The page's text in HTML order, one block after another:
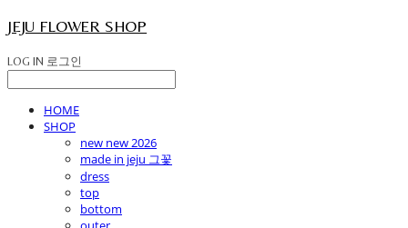
JEJU FLOWER SHOP
LOG IN 로그인
HOME
SHOP
new new 2026
made in jeju 그꽃
dress
top
bottom